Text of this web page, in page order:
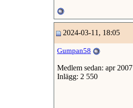
2024-03-11, 18:05
Gumpan58
Medlem sedan: apr 2007
Inlägg: 2 550